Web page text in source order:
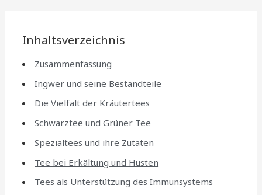
Inhaltsverzeichnis
Zusammenfassung
Ingwer und seine Bestandteile
Die Vielfalt der Kräutertees
Schwarztee und Grüner Tee
Spezialtees und ihre Zutaten
Tee bei Erkältung und Husten
Tees als Unterstützung des Immunsystems